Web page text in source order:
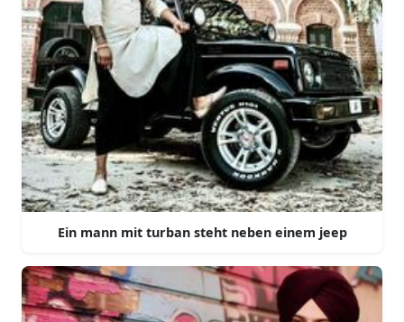
Ein mann mit turban steht neben einem jeep